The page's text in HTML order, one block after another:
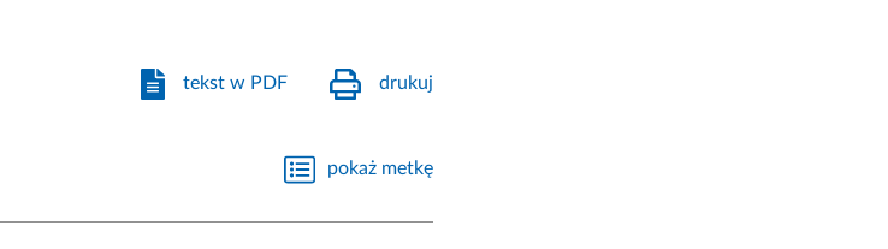
tekst w PDF drukuj
pokaż metkę